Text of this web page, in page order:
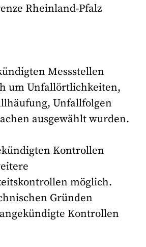
Rheinland-Pfalz
Messstellen
um Unfallörtlichkeiten,
Unfallfolgen
ausgewählt wurden.
Kontrollen
möglich.
Gründen
Kontrollen